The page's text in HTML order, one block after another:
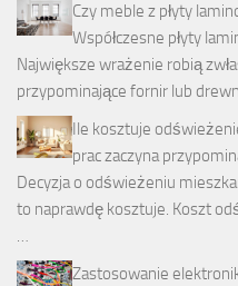
Czy meble z płyty
Współczesne płyty
Największe wrażenie robią
przypominające fornir lub
Ile kosztuje
prac zaczyna
Decyzja o odświeżeniu
to naprawdę kosztuje. Koszt
…
Zastosowanie